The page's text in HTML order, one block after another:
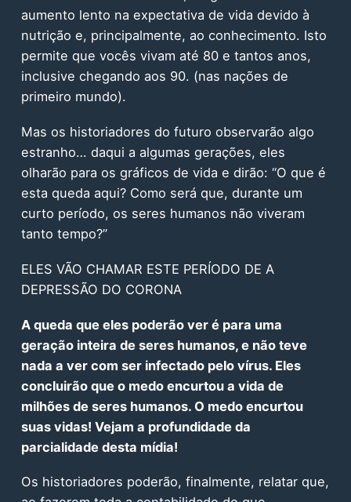
aumento lento na expectativa de vida devido à
nutrição e, principalmente, ao conhecimento. Isto
permite que vocês vivam até 80 e tantos anos,
inclusive chegando aos 90. (nas nações de
primeiro mundo).
Mas os historiadores do futuro observarão algo
estranho… daqui a algumas gerações, eles
olharão para os gráficos de vida e dirão: “O que é
esta queda aqui? Como será que, durante um
curto período, os seres humanos não viveram
tanto tempo?”
ELES VÃO CHAMAR ESTE PERÍODO DE A
DEPRESSÃO DO CORONA
A queda que eles poderão ver é para uma
geração inteira de seres humanos, e não teve
nada a ver com ser infectado pelo vírus. Eles
concluirão que o medo encurtou a vida de
milhões de seres humanos. O medo encurtou
suas vidas! Vejam a profundidade da
parcialidade desta mídia!
Os historiadores poderão, finalmente, relatar que,